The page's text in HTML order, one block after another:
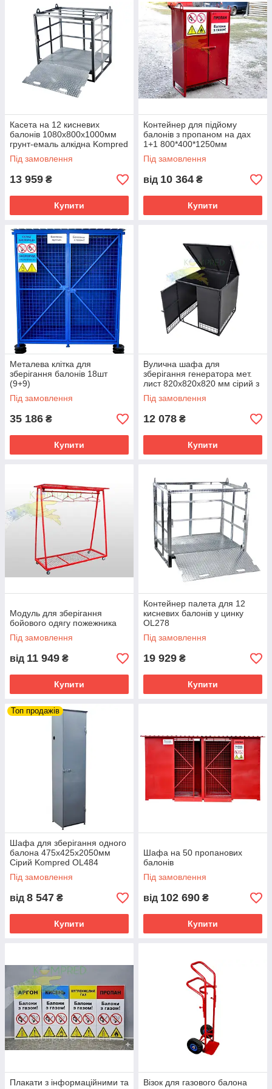
Касета на 12 кисневих
балонів 1080х800х1000мм
грунт-емаль алкідна Kompred
OL393/1
Під замовлення
13 959 ₴
Купити
Контейнер для підйому
балонів з пропаном на дах
1+1 800*400*1250мм
Kompred
Під замовлення
від 10 364 ₴
Купити
Металева клітка для
зберігання балонів 18шт
(9+9)
Під замовлення
35 186 ₴
Купити
Вулична шафа для
зберігання генератора мет.
лист 820х820х820 мм сірий з
відкідним дахом + 2 двері
Kompred OL805/1
Під замовлення
12 078 ₴
Купити
Модуль для зберігання
бойового одягу пожежника
Під замовлення
від 11 949 ₴
Купити
Контейнер палета для 12
кисневих балонів у цинку
OL278
Під замовлення
19 929 ₴
Купити
Топ продажів
Шафа для зберігання одного
балона 475х425х2050мм
Сірий Kompred OL484
Під замовлення
від 8 547 ₴
Купити
Шафа на 50 пропанових
балонів
Під замовлення
від 102 690 ₴
Купити
Плакати з інформаційними та
Візок для газового балона